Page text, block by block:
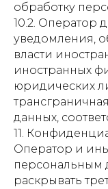
обработку
10.2. Оператор
уведомления,
власти
иностранных
юридических
данных,
11.
Оператор и
персональным
раскрывать